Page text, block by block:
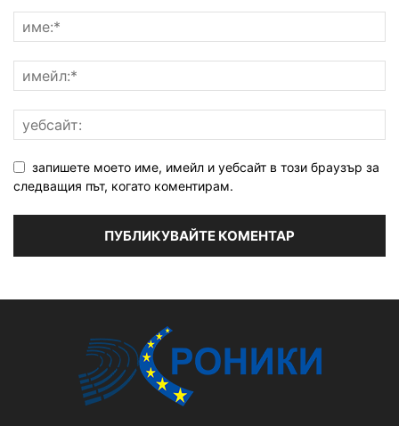
запишете моето име, имейл и уебсайт в този браузър за
следващия път, когато коментирам.